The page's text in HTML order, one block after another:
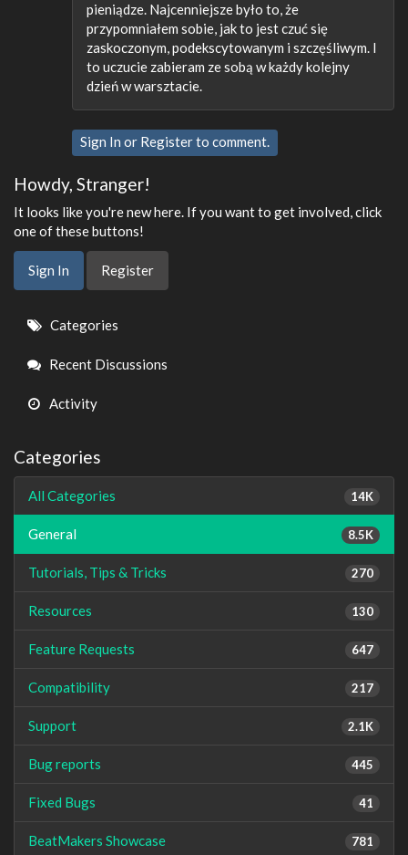
pieniądze. Najcenniejsze było to, że
przypomniałem sobie, jak to jest czuć się
zaskoczonym, podekscytowanym i szczęśliwym. I
to uczucie zabieram ze sobą w każdy kolejny
dzień w warsztacie.
Sign In or Registerto comment.
Howdy, Stranger!
It looks like you're new here. If you want to get involved, click
one of these buttons!
Sign In Register
Quick
Links
Categories
Recent Discussions
Activity
Categories
14K
All Categories
8.5K
General
270
Tutorials, Tips & Tricks
130
Resources
647
Feature Requests
217
Compatibility
2.1K
Support
445
Bug reports
41
Fixed Bugs
781
BeatMakers Showcase